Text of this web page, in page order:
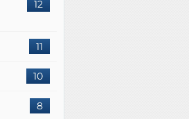
12
11
10
8